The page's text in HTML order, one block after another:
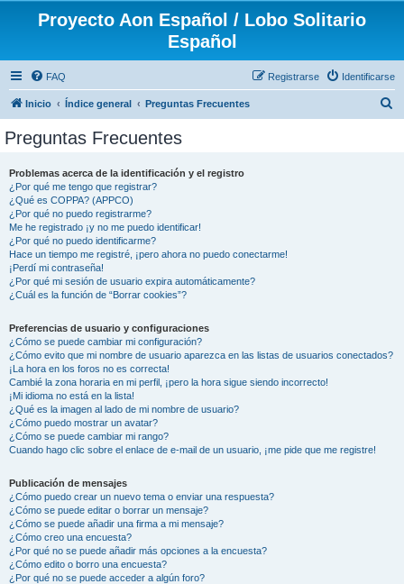
Proyecto Aon Español / Lobo Solitario
Español
FAQ Identificarse
Registrarse
Inicio Índice general Preguntas Frecuentes
Preguntas Frecuentes
Problemas acerca de la identificación y el registro
¿Por qué me tengo que registrar?
¿Qué es COPPA? (APPCO)
¿Por qué no puedo registrarme?
Me he registrado ¡y no me puedo identificar!
¿Por qué no puedo identificarme?
Hace un tiempo me registré, ¡pero ahora no puedo conectarme!
¡Perdí mi contraseña!
¿Por qué mi sesión de usuario expira automáticamente?
¿Cuál es la función de “Borrar cookies”?
Preferencias de usuario y configuraciones
¿Cómo se puede cambiar mi configuración?
¿Cómo evito que mi nombre de usuario aparezca en las listas de usuarios conectados?
¡La hora en los foros no es correcta!
Cambié la zona horaria en mi perfil, ¡pero la hora sigue siendo incorrecto!
¡Mi idioma no está en la lista!
¿Qué es la imagen al lado de mi nombre de usuario?
¿Cómo puedo mostrar un avatar?
¿Cómo se puede cambiar mi rango?
Cuando hago clic sobre el enlace de e-mail de un usuario, ¡me pide que me registre!
Publicación de mensajes
¿Cómo puedo crear un nuevo tema o enviar una respuesta?
¿Cómo se puede editar o borrar un mensaje?
¿Cómo se puede añadir una firma a mi mensaje?
¿Cómo creo una encuesta?
¿Por qué no se puede añadir más opciones a la encuesta?
¿Cómo edito o borro una encuesta?
¿Por qué no se puede acceder a algún foro?